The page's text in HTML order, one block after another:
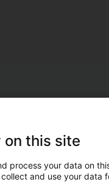
on this site
process your data on
and use your data